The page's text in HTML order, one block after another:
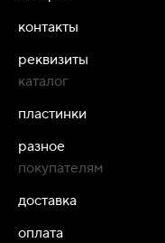
контакты
реквизиты
каталог
пластинки
разное
покупателям
доставка
оплата